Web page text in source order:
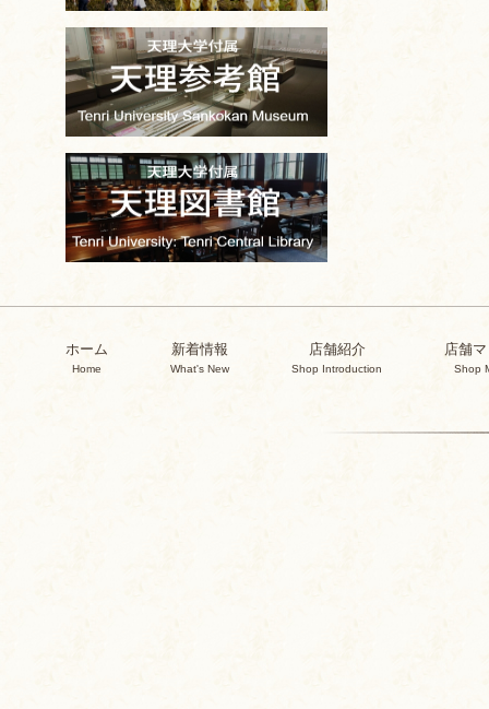
ホーム
Home
新着情報
What's New
店舗紹介
Shop Introduction
店舗
Shop